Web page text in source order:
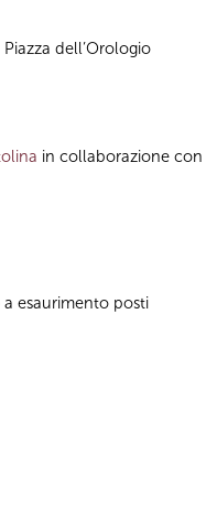
dell’Orologio
in collaborazione con
esaurimento posti